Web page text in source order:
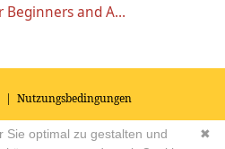
Yoga Fish for Beginners and Advanced - Hatha Yoga Asana Variations
| Nutzungsbedingungen
|AGB's| Yoga Vidya Community -
und Ayurveda Powered by
✖
Sie optimal zu gestalten und